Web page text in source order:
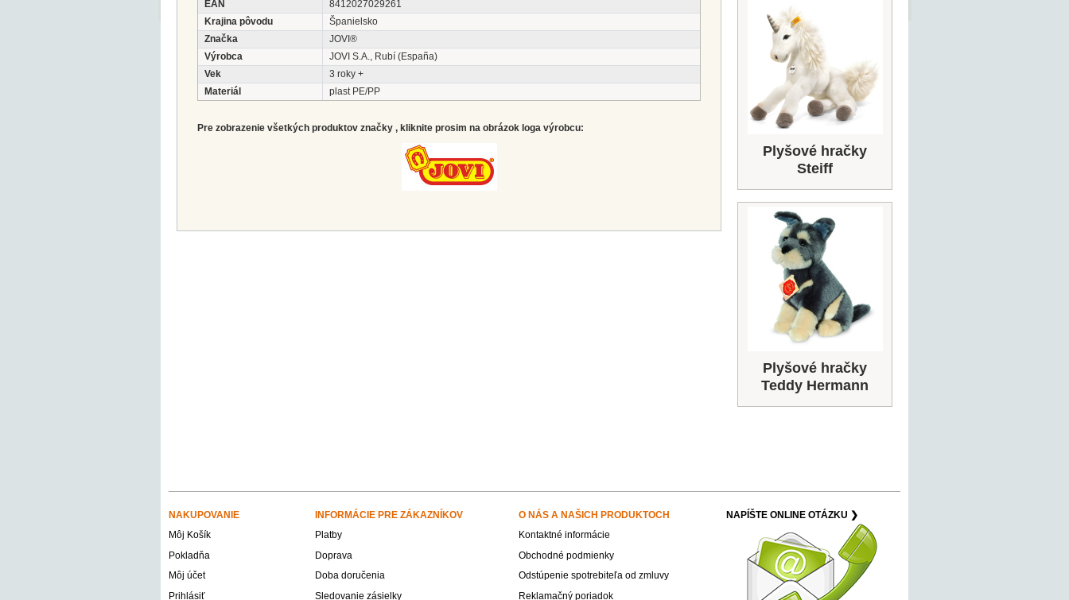
EAN
8412027029261
Krajina pôvodu
Španielsko
Značka
JOVI®
Výrobca
JOVI S.A., Rubí (España)
Vek
3 roky +
Materiál
plast PE/PP
Pre zobrazenie všetkých produktov značky , kliknite prosim na obrázok loga výrobcu:
Plyšové hračky
Steiff
Plyšové hračky
Teddy Hermann
NAKUPOVANIE INFORMÁCIE PRE ZÁKAZNÍKOV O NÁS A NAŠICH PRODUKTOCH
NAPÍŠTE ONLINE OTÁZKU ❯
Môj Košík
Platby
Kontaktné informácie
Pokladňa
Doprava
Obchodné podmienky
Môj účet
Doba doručenia
Odstúpenie spotrebiteľa od zmluvy
Prihlásiť
Sledovanie zásielky Reklamačný poriadok